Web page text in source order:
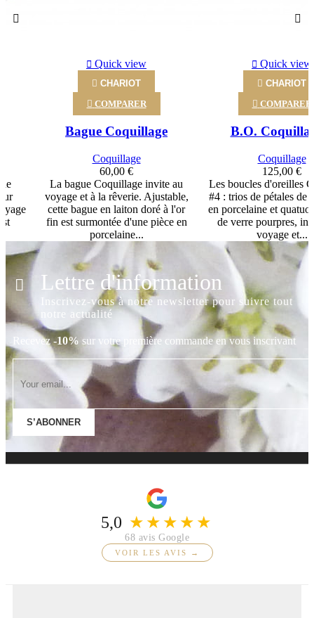
Quick view
 CHARIOT
 COMPARER
Bague Coquillage
Coquillage
60,00 €
La bague Coquillage invite au
voyage et à la rêverie. Ajustable,
cette bague en laiton doré à l'or
fin est surmontée d'une pièce en
porcelaine...
Quick view
 CHARIOT
 COMPARER
B.O.
Coquillage
125,00 €
Les boucles d'oreilles
#4 : trios de pétales de
en porcelaine et
de verre pourpres,
voyage et...
Lettre d'information
Inscrivez-vous à notre newsletter pour suivre tout
notre actualité
Recevez-10% sur votre première commande en vous inscrivant
S’ABONNER
5,0 ★★★★★
68 avis Google
VOIR LES AVIS →